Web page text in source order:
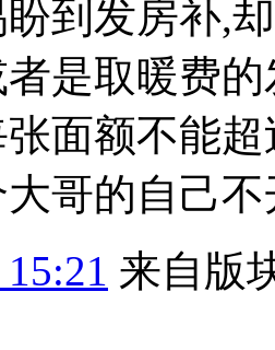
到发房补,
是取暖费
面额不能
哥的自己
来自版